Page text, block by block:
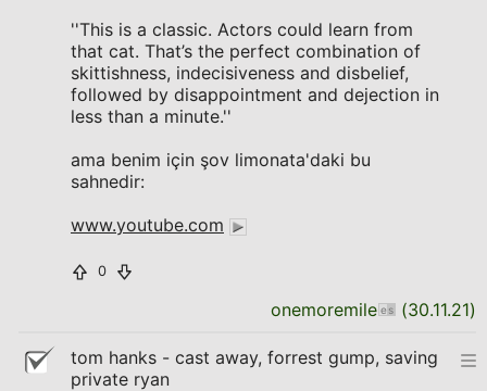
''This is a classic. Actors could learn from
that cat. That’s the perfect combination of
skittishness, indecisiveness and disbelief,
followed by disappointment and dejection in
less than a minute.''
ama benim için şov limonata'daki bu
sahnedir:
www.youtube.com
0
onemoremile (30.11.21)
tom hanks - cast away, forrest gump, saving
private ryan